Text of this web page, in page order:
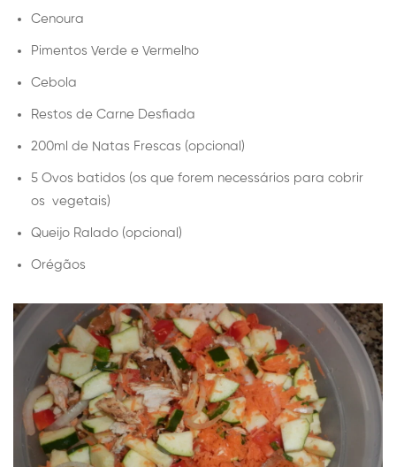
Cenoura
Pimentos Verde e Vermelho
Cebola
Restos de Carne Desfiada
200ml de Natas Frescas (opcional)
5 Ovos batidos (os que forem necessários para cobrir
os vegetais)
Queijo Ralado (opcional)
Orégãos